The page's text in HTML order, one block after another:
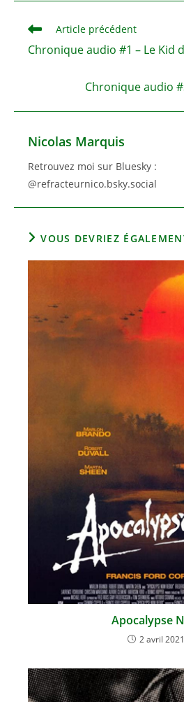
Read
more
articles
Article précédent
Chronique audio #1 – Le Kid
Chronique audio
Nicolas Marquis
Retrouvez moi sur Bluesky :
@refracteurnico.bsky.social
VOUS DEVRIEZ
Apocalypse
2 avril 2021